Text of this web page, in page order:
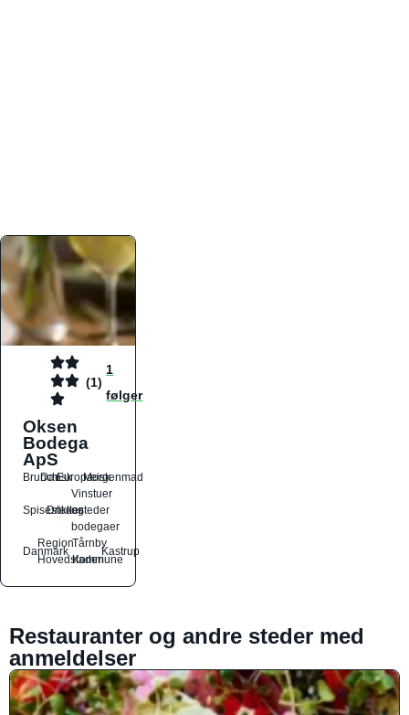
(1)
1
følger
Oksen
Bodega
ApS
Brunch
DanskEuropæiskMorgenmad
Spisesteder
Drikkesteder
Vinstuer
og
bodegaer
Danmark
Region
Hovedstaden
Tårnby
Kommune
Kastrup
Restauranter og andre steder med
anmeldelser